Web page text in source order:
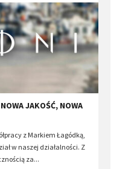
JAKOŚĆ, NOWA
z Markiem Łagódką,
w naszej działalności. Z
za...